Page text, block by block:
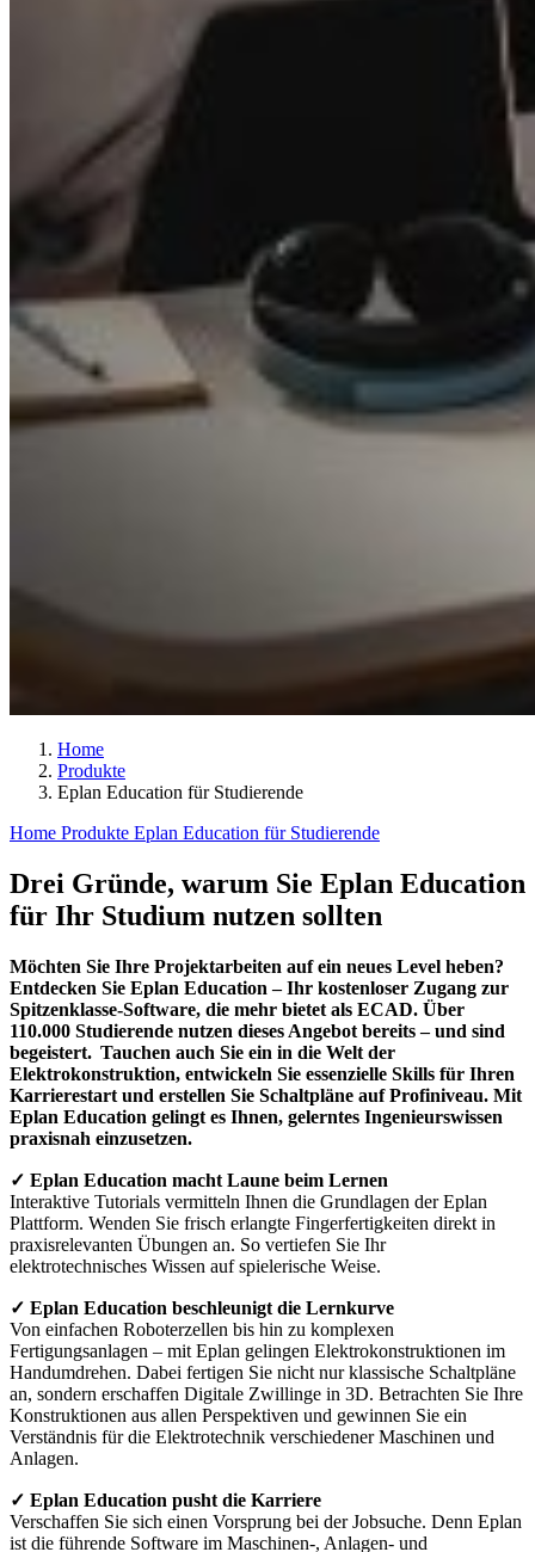
Home
Produkte
Eplan Education für Studierende
Home Produkte Eplan Education für Studierende
Drei Gründe, warum Sie Eplan Education
für Ihr Studium nutzen sollten
Möchten Sie Ihre Projektarbeiten auf ein neues Level heben?
Entdecken Sie Eplan Education – Ihr kostenloser Zugang zur
Spitzenklasse-Software, die mehr bietet als ECAD. Über
110.000 Studierende nutzen dieses Angebot bereits – und sind
begeistert. Tauchen auch Sie ein in die Welt der
Elektrokonstruktion, entwickeln Sie essenzielle Skills für Ihren
Karrierestart und erstellen Sie Schaltpläne auf Profiniveau. Mit
Eplan Education gelingt es Ihnen, gelerntes Ingenieurswissen
praxisnah einzusetzen.
✓ Eplan Education macht Laune beim Lernen
Interaktive Tutorials vermitteln Ihnen die Grundlagen der Eplan
Plattform. Wenden Sie frisch erlangte Fingerfertigkeiten direkt in
praxisrelevanten Übungen an. So vertiefen Sie Ihr
elektrotechnisches Wissen auf spielerische Weise.
✓ Eplan Education beschleunigt die Lernkurve
Von einfachen Roboterzellen bis hin zu komplexen
Fertigungsanlagen – mit Eplan gelingen Elektrokonstruktionen im
Handumdrehen. Dabei fertigen Sie nicht nur klassische Schaltpläne
an, sondern erschaffen Digitale Zwillinge in 3D. Betrachten Sie Ihre
Konstruktionen aus allen Perspektiven und gewinnen Sie ein
Verständnis für die Elektrotechnik verschiedener Maschinen und
Anlagen.
✓ Eplan Education pusht die Karriere
Verschaffen Sie sich einen Vorsprung bei der Jobsuche. Denn Eplan
ist die führende Software im Maschinen-, Anlagen- und